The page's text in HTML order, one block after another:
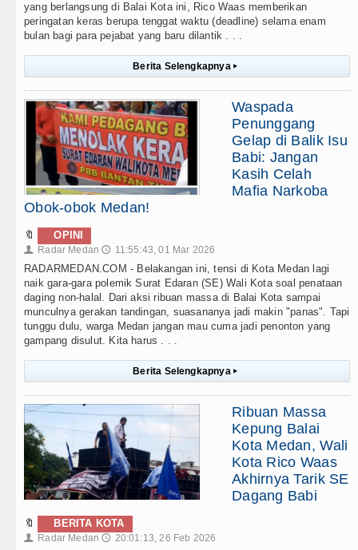
yang berlangsung di Balai Kota ini, Rico Waas memberikan
peringatan keras berupa tenggat waktu (deadline) selama enam
bulan bagi para pejabat yang baru dilantik . . .
Berita Selengkapnya ▸
Waspada
Penunggang
Gelap di Balik Isu
Babi: Jangan
Kasih Celah
Mafia Narkoba
Obok-obok Medan!
🔖 OPINI
👤 Radar Medan 🕔 11:55:43, 01 Mar 2026
RADARMEDAN.COM - Belakangan ini, tensi di Kota Medan lagi
naik gara-gara polemik Surat Edaran (SE) Wali Kota soal penataan
daging non-halal. Dari aksi ribuan massa di Balai Kota sampai
munculnya gerakan tandingan, suasananya jadi makin "panas". Tapi
tunggu dulu, warga Medan jangan mau cuma jadi penonton yang
gampang disulut. Kita harus . . .
Berita Selengkapnya ▸
Ribuan Massa
Kepung Balai
Kota Medan, Wali
Kota Rico Waas
Akhirnya Tarik SE
Dagang Babi
🔖 BERITA KOTA
👤 Radar Medan 🕔 20:01:13, 26 Feb 2026